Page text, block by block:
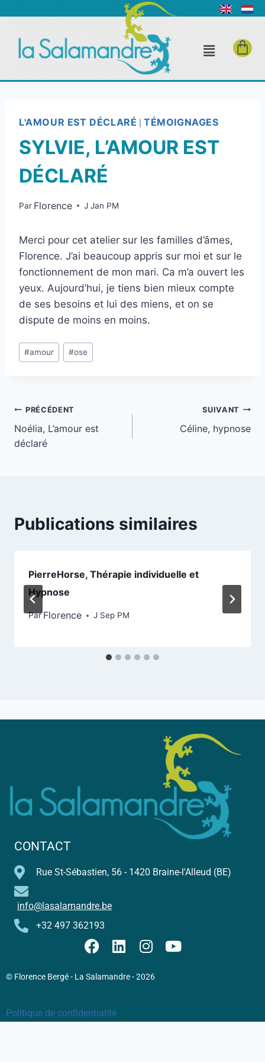
L'AMOUR EST DÉCLARÉ |TÉMOIGNAGES
SYLVIE, L’AMOUR EST
DÉCLARÉ
Par Florence J Jan PM
Merci pour cet atelier sur les familles d’âmes,
Florence. J’ai beaucoup appris sur moi et sur le
fonctionnement de mon mari. Ca m’a ouvert les
yeux. Aujourd’hui, je tiens bien mieux compte
de ses besoins et lui des miens, et on se
dispute de moins en moins.
#amour #ose
PRÉCÉDENT
Noélia, L’amour est
déclaré
SUIVANT
Céline, hypnose
Publications similaires
PierreHorse, Thérapie individuelle et
Hypnose
Par Florence J Sep PM
CONTACT
Rue St-Sébastien, 56 - 1420 Braine-l'Alleud (BE)
info@lasalamandre.be
+32 497 362193
© Florence Bergé - La Salamandre - 2026
Politique de confidentialité